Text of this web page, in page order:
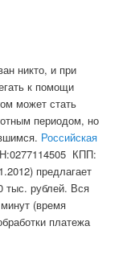
никто, и при
к помощи
может стать
периодом, но
Российская
КПП:
предлагает
тыс. рублей. Вся
(время
платежа